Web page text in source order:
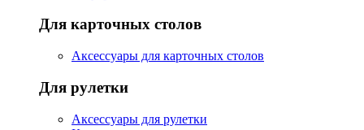
Для карточных столов
Аксессуары для карточных столов
Для рулетки
Аксессуары для рулетки